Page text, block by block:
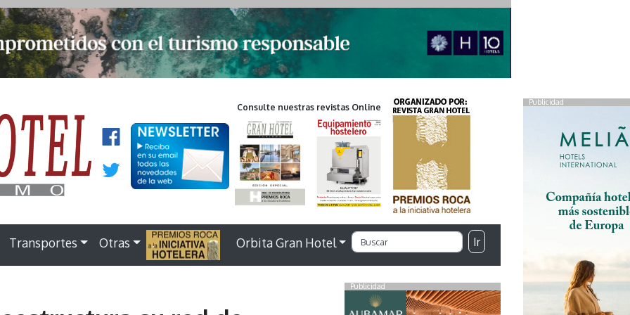
Publicidad
Consulte nuestras revistas Online
Transportes Otras . Orbita Gran Hotel Ir
Publicidad